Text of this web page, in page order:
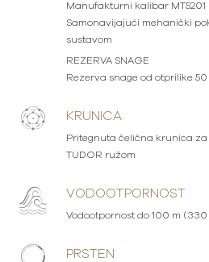
Manufakturni kalibar MT5201
Samonavijajući mehanički
sustavom
REZERVA SNAGE
Rezerva snage od otprilike 50
KRUNICA
Pritegnuta čelična krunica
TUDOR ružom
VODOOTPORNOST
Vodootpornost do 100 m
PRSTEN